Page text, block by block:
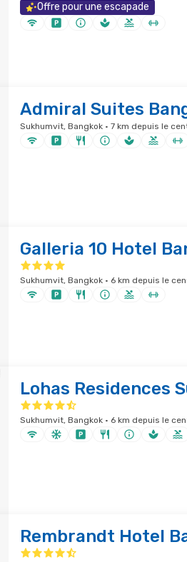
Offre pour une escapade
Admiral Suites
Sukhumvit, Bangkok · 7 km depuis le
Galleria 10 Hotel
Sukhumvit, Bangkok · 6 km depuis le
Lohas Residences
Sukhumvit, Bangkok · 6 km depuis le
Rembrandt Hotel